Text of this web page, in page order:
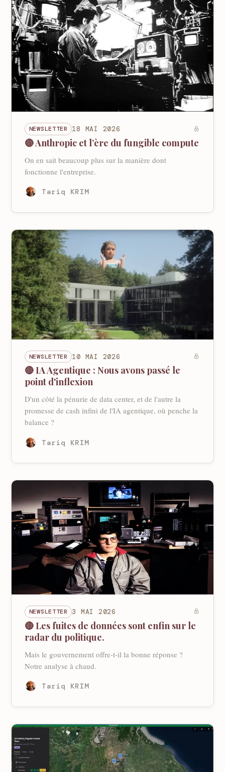
NEWSLETTER 18 MAI 2026
🔴 Anthropic et l’ère du fungible compute
On en sait beaucoup plus sur la manière dont
fonctionne l'entreprise.
Tariq KRIM
NEWSLETTER 10 MAI 2026
🔴 IA Agentique : Nous avons passé le
point d'inflexion
D'un côté la pénurie de data center, et de l'autre la
promesse de cash infini de l'IA agentique, où penche la
balance ?
Tariq KRIM
NEWSLETTER 3 MAI 2026
🔴 Les fuites de données sont enfin sur le
radar du politique.
Mais le gouvernement offre-t-il la bonne réponse ?
Notre analyse à chaud.
Tariq KRIM